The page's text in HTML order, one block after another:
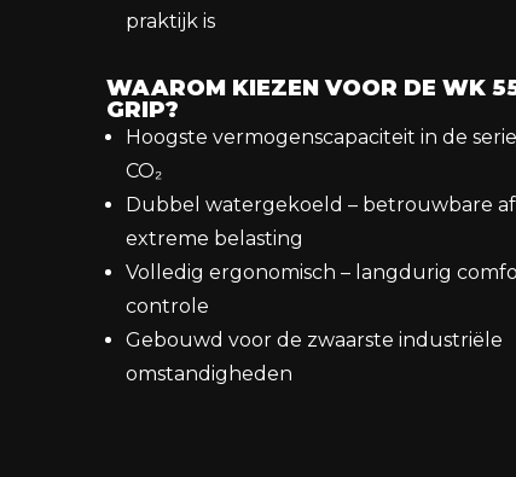
praktijk is
WAAROM KIEZEN VOOR DE WK
GRIP?
Hoogste vermogenscapaciteit in de
CO₂
Dubbel watergekoeld – betrouwbare
extreme belasting
Volledig ergonomisch – langdurig
controle
Gebouwd voor de zwaarste industriële
omstandigheden